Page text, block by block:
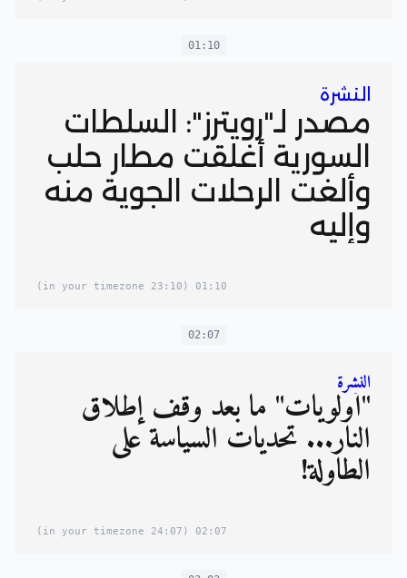
01:10
النشرة
مصدر لـ"رويترز": السلطات
السورية أغلقت مطار حلب
وألغت الرحلات الجوية منه
وإليه
01:10
(23:10 in your timezone)
02:07
النشرة
"أولويات" ما بعد وقف إطلاق
النار... تحديات السياسة على
الطاولة!
02:07
(24:07 in your timezone)